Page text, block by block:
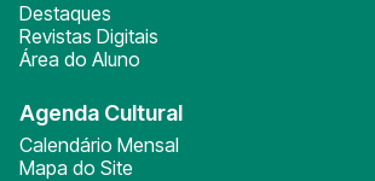
Destaques
Revistas Digitais
Área do Aluno
Agenda Cultural
Calendário Mensal
Mapa do Site